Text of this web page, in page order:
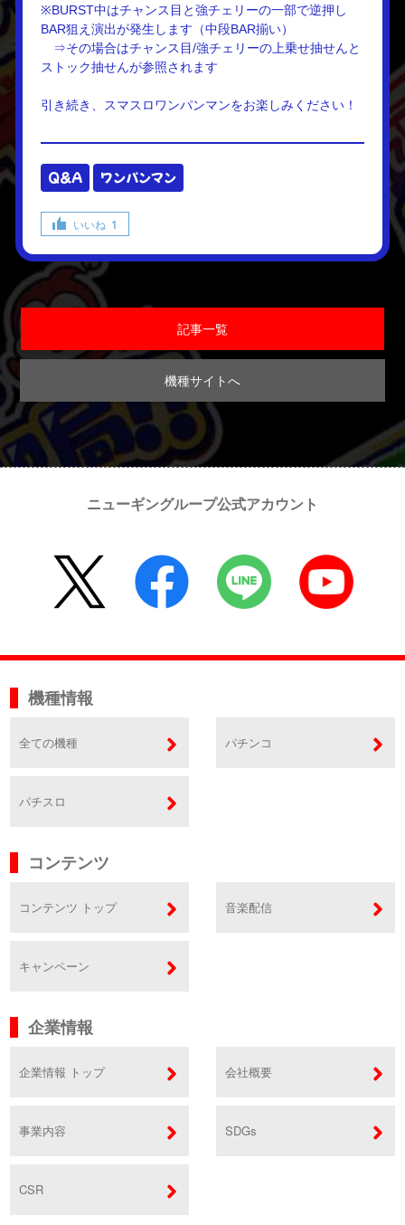
※BURST中はチャンス目と強チェリーの一部で逆押し
BAR狙え演出が発生します（中段BAR揃い）
⇒その場合はチャンス目/強チェリーの上乗せ抽せんと
ストック抽せんが参照されます
引き続き、スマスロワンパンマンをお楽しみください！
Q&A ワンパンマン
いいね 1
記事一覧
機種サイトへ
ニューギングループ公式アカウント
機種情報
全ての機種 パチンコ
パチスロ
コンテンツ
コンテンツ トップ 音楽配信
キャンペーン
企業情報
企業情報 トップ 会社概要
事業内容 SDGs
CSR